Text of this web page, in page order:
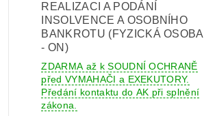
REALIZACI A PODÁNÍ
INSOLVENCE A OSOBNÍHO
BANKROTU (FYZICKÁ OSOBA
- ON)
ZDARMA až k SOUDNÍ OCHRANĚ
před VYMAHAČI a EXEKUTORY.
Předání kontaktu do AK při splnění
zákona.